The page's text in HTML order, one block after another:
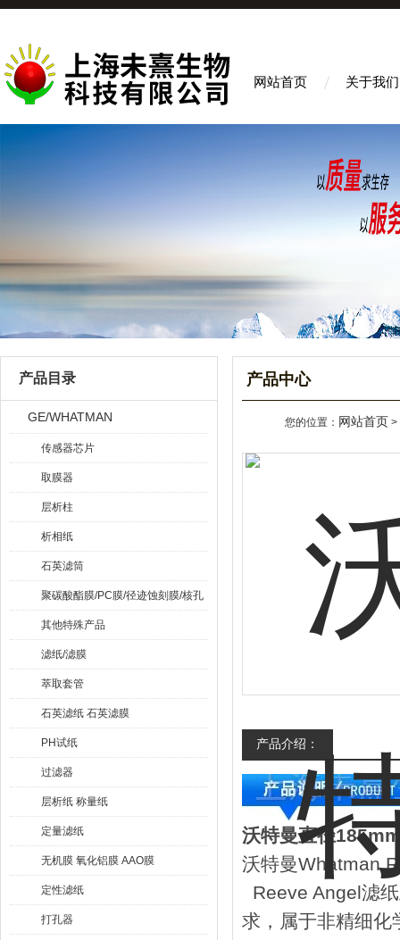
网站首页 关于我们
产品目录
GE/WHATMAN
传感器芯片
取膜器
层析柱
析相纸
石英滤筒
聚碳酸酯膜/PC膜/径迹蚀刻膜/核孔
膜
其他特殊产品
滤纸/滤膜
萃取套管
石英滤纸 石英滤膜
PH试纸
过滤器
层析纸 称量纸
定量滤纸
无机膜 氧化铝膜 AAO膜
定性滤纸
打孔器
产品中心
您的位置： 网站首页 >
产品介绍：
沃特曼直径
沃特曼Whatman
Reeve Angel滤
求，属于非精细化